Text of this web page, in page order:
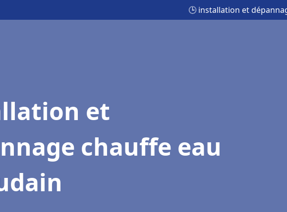
🕒 installation et
et
chauffe eau